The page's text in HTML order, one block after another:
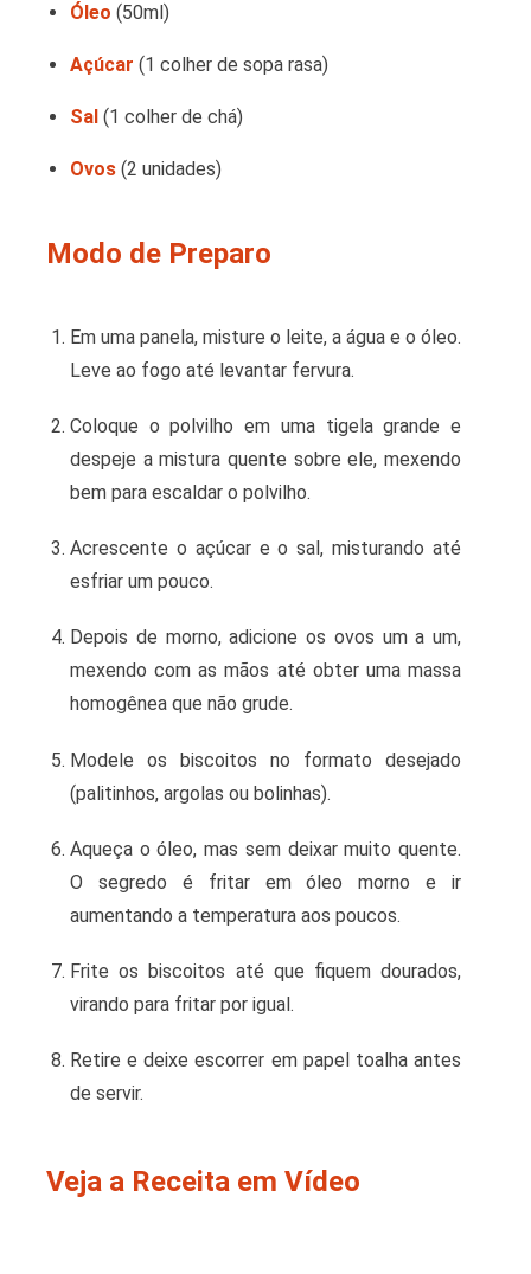
Óleo (50ml)
Açúcar (1 colher de sopa rasa)
Sal (1 colher de chá)
Ovos (2 unidades)
Modo de Preparo
Em uma panela, misture o leite, a água e o óleo.
Leve ao fogo até levantar fervura.
Coloque o polvilho em uma tigela grande e
despeje a mistura quente sobre ele, mexendo
bem para escaldar o polvilho.
Acrescente o açúcar e o sal, misturando até
esfriar um pouco.
Depois de morno, adicione os ovos um a um,
mexendo com as mãos até obter uma massa
homogênea que não grude.
Modele os biscoitos no formato desejado
(palitinhos, argolas ou bolinhas).
Aqueça o óleo, mas sem deixar muito quente.
O segredo é fritar em óleo morno e ir
aumentando a temperatura aos poucos.
Frite os biscoitos até que fiquem dourados,
virando para fritar por igual.
Retire e deixe escorrer em papel toalha antes
de servir.
Veja a Receita em Vídeo